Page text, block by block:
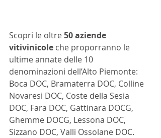
Scopri le oltre 50 aziende
vitivinicole che proporranno le
ultime annate delle 10
denominazioni dell’Alto Piemonte:
Boca DOC, Bramaterra DOC, Colline
Novaresi DOC, Coste della Sesia
DOC, Fara DOC, Gattinara DOCG,
Ghemme DOCG, Lessona DOC,
Sizzano DOC, Valli Ossolane DOC.